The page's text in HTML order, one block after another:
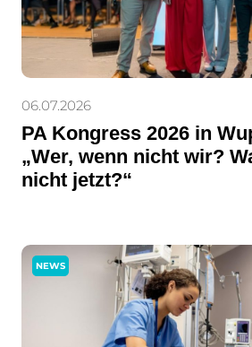
06.07.2026
PA Kongress 2026 in
„Wer, wenn nicht wir?
nicht jetzt?“
NEWS